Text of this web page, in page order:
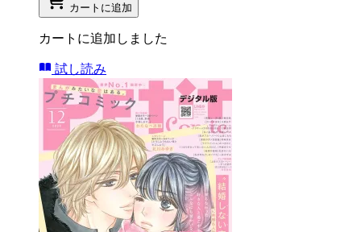
カートに追加
カートに追加しました
試し読み